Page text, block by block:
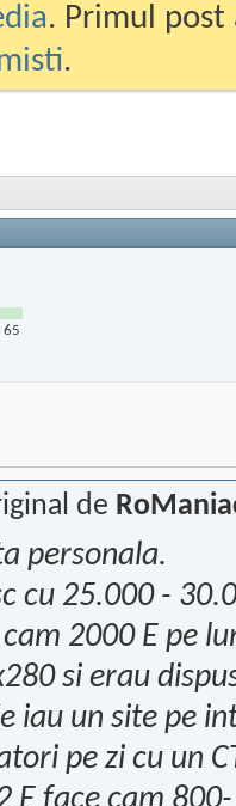
. Primul
.
65
de
personala.
cu 25.000 -
2000 E pe
si erau
iau un site pe
pe zi cu un